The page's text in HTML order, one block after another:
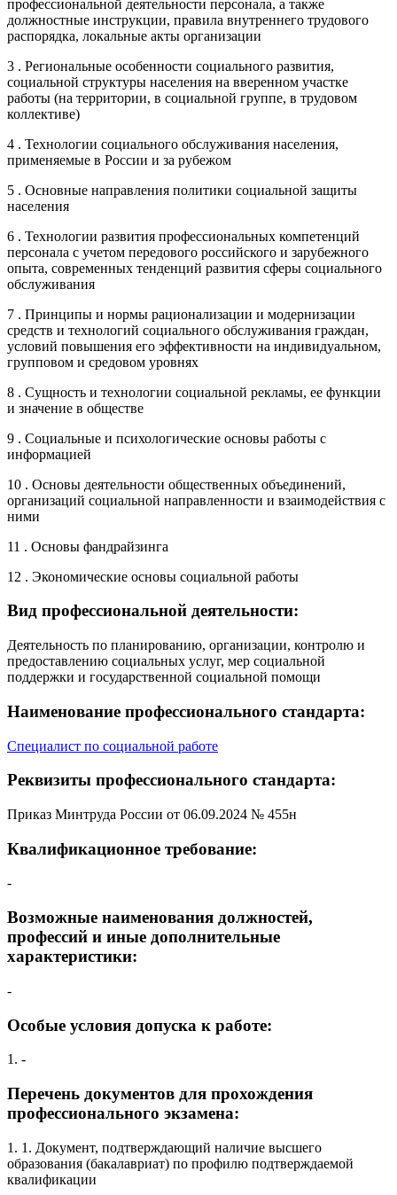
профессиональной деятельности персонала, а также
должностные инструкции, правила внутреннего трудового
распорядка, локальные акты организации
3 . Региональные особенности социального развития,
социальной структуры населения на вверенном участке
работы (на территории, в социальной группе, в трудовом
коллективе)
4 . Технологии социального обслуживания населения,
применяемые в России и за рубежом
5 . Основные направления политики социальной защиты
населения
6 . Технологии развития профессиональных компетенций
персонала с учетом передового российского и зарубежного
опыта, современных тенденций развития сферы социального
обслуживания
7 . Принципы и нормы рационализации и модернизации
средств и технологий социального обслуживания граждан,
условий повышения его эффективности на индивидуальном,
групповом и средовом уровнях
8 . Сущность и технологии социальной рекламы, ее функции
и значение в обществе
9 . Социальные и психологические основы работы с
информацией
10 . Основы деятельности общественных объединений,
организаций социальной направленности и взаимодействия с
ними
11 . Основы фандрайзинга
12 . Экономические основы социальной работы
Вид профессиональной деятельности:
Деятельность по планированию, организации, контролю и
предоставлению социальных услуг, мер социальной
поддержки и государственной социальной помощи
Наименование профессионального стандарта:
Специалист по социальной работе
Реквизиты профессионального стандарта:
Приказ Минтруда России от 06.09.2024 № 455н
Квалификационное требование:
-
Возможные наименования должностей,
профессий и иные дополнительные
характеристики:
-
Особые условия допуска к работе:
1. -
Перечень документов для прохождения
профессионального экзамена:
1. 1. Документ, подтверждающий наличие высшего
образования (бакалавриат) по профилю подтверждаемой
квалификации